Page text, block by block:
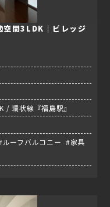
空間3LDK｜ビレッジ
/ 環状線『福島駅』
ーフバルコニー #家具